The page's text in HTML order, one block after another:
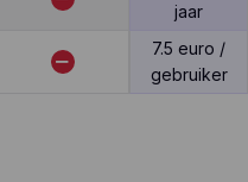
jaar
7.5 euro /
gebruiker